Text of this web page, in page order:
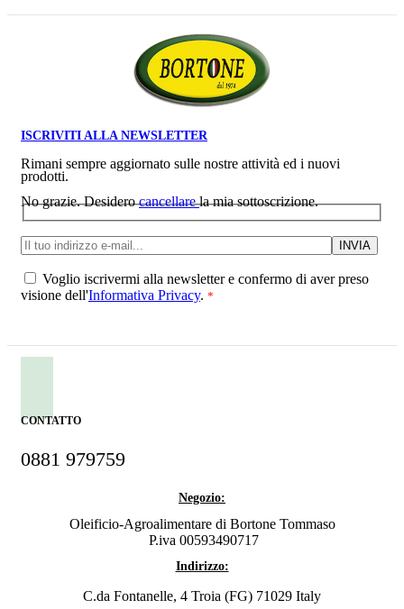
ISCRIVITI ALLA NEWSLETTER
Rimani sempre aggiornato sulle nostre attività ed i nuovi
prodotti.
No grazie. Desiderocancellarela mia sottoscrizione.
Voglio iscrivermi alla newsletter e confermo di aver preso
visione dell'Informativa Privacy. *
CONTATTO
0881 979759
Negozio:
Oleificio-Agroalimentare di Bortone Tommaso
P.iva 00593490717
Indirizzo:
C.da Fontanelle, 4 Troia (FG) 71029 Italy